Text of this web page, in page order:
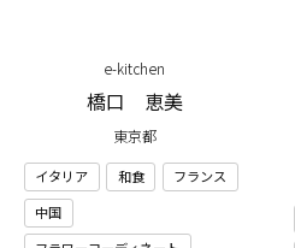
e-kitchen
橋口 恵美
東京都
イタリア 和食
フランス
中国